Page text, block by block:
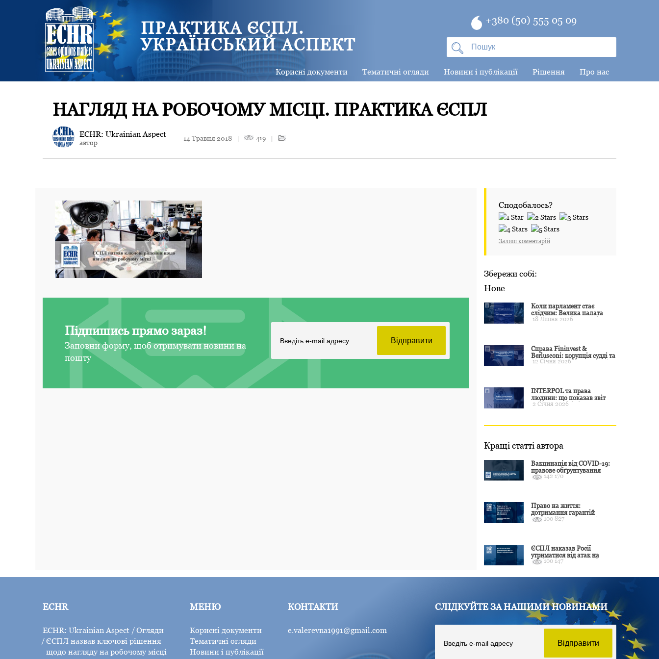
ПРАКТИКА ЄСПЛ.
УКРАЇНСЬКИЙ АСПЕКТ
+380 (50) 555 05 09
Корисні документи Тематичні огляди Новини і публікації Рішення Про нас
НАГЛЯД НА РОБОЧОМУ МІСЦІ. ПРАКТИКА ЄСПЛ
ECHR: Ukrainian Aspect
автор
14 Травня 2018 | 419 |
Підпишись прямо зараз!
Заповни форму, щоб отримувати новини на
пошту
Сподобалось?
Залиш коментарій
Збережи собі:
Нове
Коли парламент стає
слідчим: Велика палата
ЄСПЛ окреслила межі
18 Липня 2026
Справа Fininvest &
Berlusconi: корупція судді та
презумпція невинуватості
12 Січня 2026
INTERPOL та права
людини: що показав звіт
CCF за 2024 рік і чого чекати
2 Січня 2026
Кращі статті автора
Вакцинація від COVID-19:
правове обґрунтування
відмови і захист від
142 170
Право на життя:
дотримання гарантій
Конвенції залежить від
100 827
ЄСПЛ наказав Росії
утриматися від атак на
цивільні об’єкти України
100 147
ECHR
ECHR: Ukrainian Aspect
Огляди
ЄСПЛ назвав ключові рішення
щодо нагляду на робочому місці
МЕНЮ
Корисні документи
Тематичні огляди
Новини і публікації
КОНТАКТИ
e.valerevna1991@gmail.com
СЛІДКУЙТЕ ЗА НАШИМИ НОВИНАМИ